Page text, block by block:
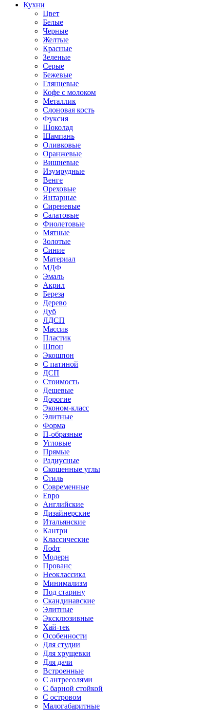
Кухни
Цвет
Белые
Черные
Желтые
Красные
Зеленые
Серые
Бежевые
Глянцевые
Кофе с молоком
Металлик
Слоновая кость
Фуксия
Шоколад
Шампань
Оливковые
Оранжевые
Вишневые
Изумрудные
Венге
Ореховые
Янтарные
Сиреневые
Салатовые
Фиолетовые
Мятные
Золотые
Синие
Материал
МДФ
Эмаль
Акрил
Береза
Дерево
Дуб
ЛДСП
Массив
Пластик
Шпон
Экошпон
С патиной
ДСП
Стоимость
Дешевые
Дорогие
Эконом-класс
Элитные
Форма
П-образные
Угловые
Прямые
Радиусные
Скошенные углы
Стиль
Современные
Евро
Английские
Дизайнерские
Итальянские
Кантри
Классические
Лофт
Модерн
Прованс
Неоклассика
Минимализм
Под старину
Скандинавские
Элитные
Эксклюзивные
Хай-тек
Особенности
Для студии
Для хрущевки
Для дачи
Встроенные
С антресолями
С барной стойкой
С островом
Малогабаритные